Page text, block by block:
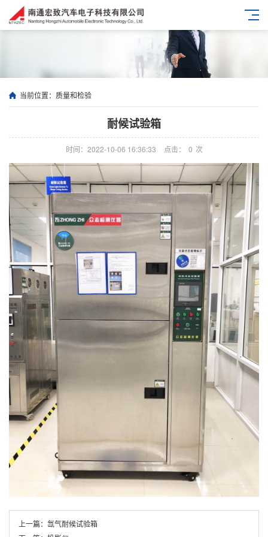
当前位置： 质量和检验
耐候试验箱
时间：2022-10-06 16:36:33 点击： 0 次
上一篇： 氙气耐候试验箱